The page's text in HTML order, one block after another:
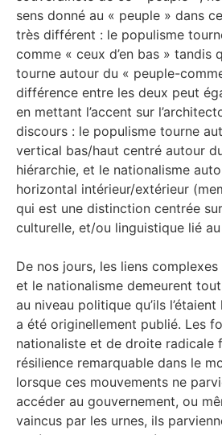
sens donné au « peuple » dans
très différent : le populisme
comme « ceux d’en bas » tandis
tourne autour du « peuple-
différence entre les deux peut
en mettant l’accent sur
discours : le populisme tourne
vertical bas/haut centré autour
hiérarchie, et le nationalisme
horizontal intérieur/extérieur
qui est une distinction centrée
culturelle, et/ou linguistique lié
De nos jours, les liens
et le nationalisme demeurent
au niveau politique qu’ils
a été originellement publié. Les
nationaliste et de droite radicale
résilience remarquable dans le
lorsque ces mouvements ne
accéder au gouvernement, ou
vaincus par les urnes, ils